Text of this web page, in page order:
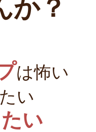
か？
は怖い
い
い